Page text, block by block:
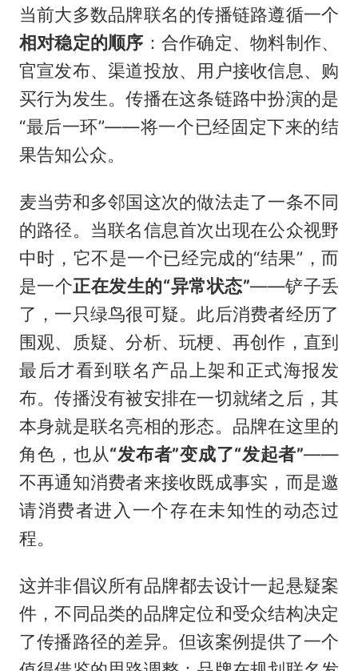
当前大多数品牌联名的传播链路遵循一个
相对稳定的顺序 ：合作确定、物料制作、
官宣发布、渠道投放、用户接收信息、购
买行为发生。传播在这条链路中扮演的是
“最后一环”——将一个已经固定下来的结
果告知公众。
麦当劳和多邻国这次的做法走了一条不同
的路径。当联名信息首次出现在公众视野
中时，它不是一个已经完成的“结果”，而
是一个正在发生的“异常状态”——铲子丢
了，一只绿鸟很可疑。此后消费者经历了
围观、质疑、分析、玩梗、再创作，直到
最后才看到联名产品上架和正式海报发
布。传播没有被安排在一切就绪之后，其
本身就是联名亮相的形态。品牌在这里的
角色，也从“发布者”变成了“发起者”——
不再通知消费者来接收既成事实，而是邀
请消费者进入一个存在未知性的动态过
程。
这并非倡议所有品牌都去设计一起悬疑案
件，不同品类的品牌定位和受众结构决定
了传播路径的差异。但该案例提供了一个